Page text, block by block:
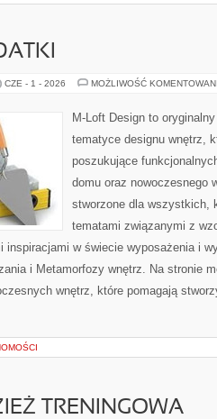
CZE - 1 - 2026 MOŻLIWOŚĆ
M-Loft Design to
tematyce designu wnętrz,
poszukujące
domu oraz nowoczesnego
stworzone dla wszystkich,
tematami związanymi z
inspiracjami w świecie wyposażenia i
i Metamorfozy wnętrz. Na stronie
wnętrz, które pomagają
TRENINGOWA